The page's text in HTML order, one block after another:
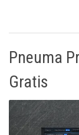
Pneuma
Gratis